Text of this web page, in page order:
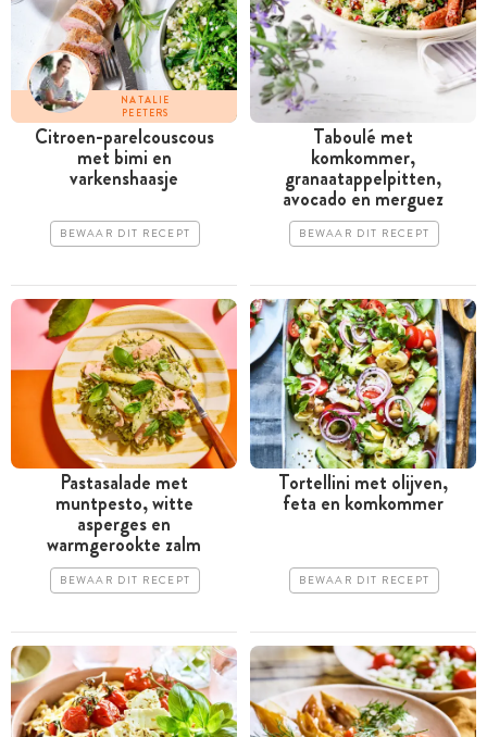
NATALIE
PEETERS
Citroen-parelcouscous
met bimi en
varkenshaasje
BEWAAR DIT RECEPT
Taboulé met
komkommer,
granaatappelpitten,
avocado en merguez
BEWAAR DIT RECEPT
Pastasalade met
muntpesto, witte
asperges en
warmgerookte zalm
BEWAAR DIT RECEPT
Tortellini met ­olijven,
feta en komkommer
BEWAAR DIT RECEPT